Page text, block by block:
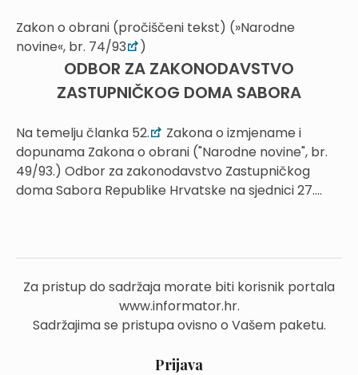
Zakon o obrani (pročiščeni tekst) (»Narodne
novine«, br. 74/93
)
ODBOR ZA ZAKONODAVSTVO
ZASTUPNIČKOG DOMA SABORA
Na temelju članka 52.
Zakona o izmjename i
dopunama Zakona o obrani ("Narodne novine", br.
49/93.) Odbor za zakonodavstvo Zastupničkog
doma Sabora Republike Hrvatske na sjednici 27....
Za pristup do sadržaja morate biti korisnik portala
www.informator.hr.
Sadržajima se pristupa ovisno o Vašem paketu.
Prijava